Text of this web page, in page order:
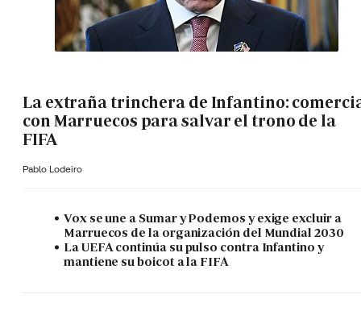
La extraña trinchera de Infantino:
con Marruecos para salvar el trono de la
FIFA
Pablo Lodeiro
Vox se une a Sumar y Podemos y exige excluir a
Marruecos de la organización del Mundial 2030
La UEFA continúa su pulso contra Infantino y
mantiene su boicot a la FIFA